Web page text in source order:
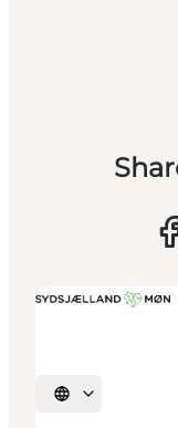
Sprache auswählen